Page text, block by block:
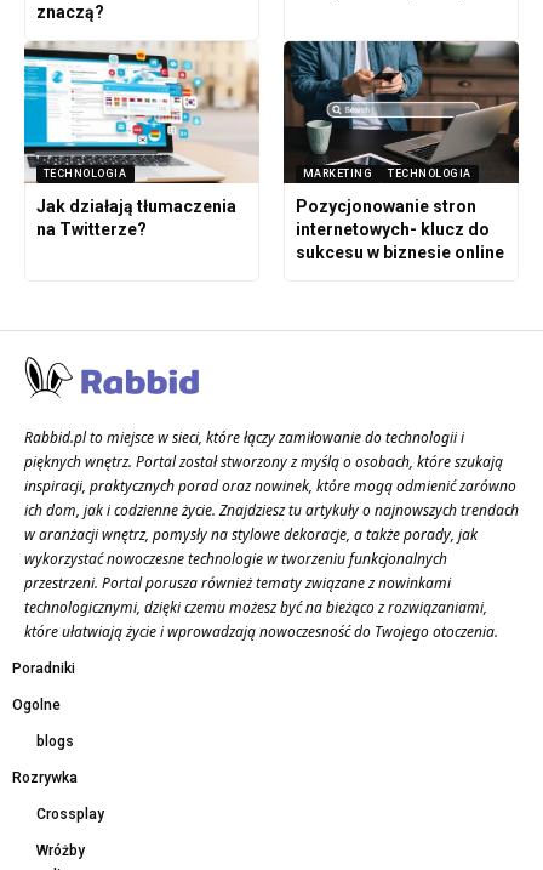
znaczą?
TECHNOLOGIA
Jak działają tłumaczenia
na Twitterze?
MARKETING TECHNOLOGIA
Pozycjonowanie stron
internetowych- klucz do
sukcesu w biznesie online
Rabbid.pl to miejsce w sieci, które łączy zamiłowanie do technologii i
pięknych wnętrz. Portal został stworzony z myślą o osobach, które szukają
inspiracji, praktycznych porad oraz nowinek, które mogą odmienić zarówno
ich dom, jak i codzienne życie. Znajdziesz tu artykuły o najnowszych trendach
w aranżacji wnętrz, pomysły na stylowe dekoracje, a także porady, jak
wykorzystać nowoczesne technologie w tworzeniu funkcjonalnych
przestrzeni. Portal porusza również tematy związane z nowinkami
technologicznymi, dzięki czemu możesz być na bieżąco z rozwiązaniami,
które ułatwiają życie i wprowadzają nowoczesność do Twojego otoczenia.
Poradniki
Ogolne
blogs
Rozrywka
Crossplay
Wróżby